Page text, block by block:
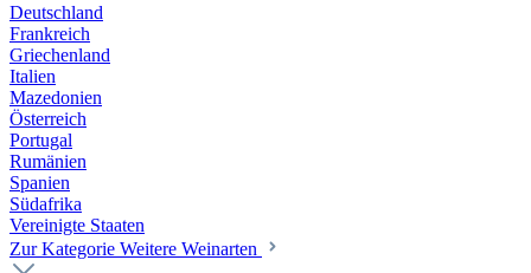
Deutschland
Frankreich
Griechenland
Italien
Mazedonien
Österreich
Portugal
Rumänien
Spanien
Südafrika
Vereinigte Staaten
Zur Kategorie Weitere Weinarten